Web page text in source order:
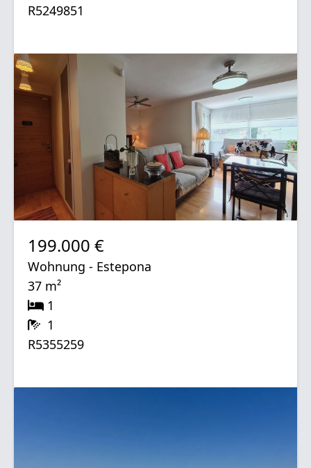
R5249851
199.000 €
Wohnung - Estepona
37 m²
1
1
R5355259